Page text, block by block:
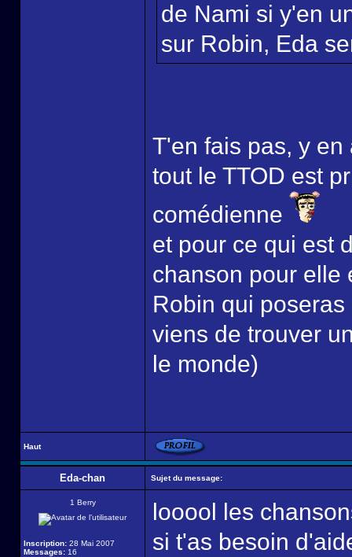
de Nami si y'en
sur Robin, Eda
T'en fais pas, y
tout le TTOD est
comédienne
et pour ce qui est
chanson pour elle
Robin qui
viens de trouver
le monde)
Haut
Eda-chan Sujet du message:
1 Berry
Inscription: 28 Mai 2007
Messages: 16
looool les
si t'as besoin